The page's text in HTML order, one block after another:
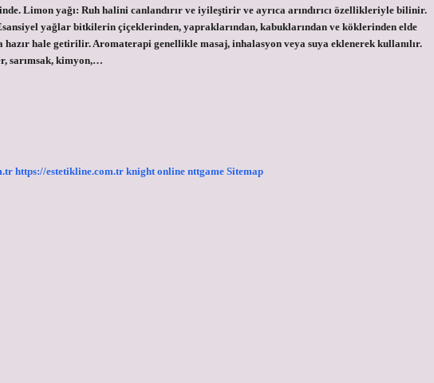
Limon yağı: Ruh halini canlandırır ve iyileştirir ve ayrıca arındırıcı özellikleriyle bilinir.
yağlar bitkilerin çiçeklerinden, yapraklarından, kabuklarından ve köklerinden elde
hazır hale getirilir. Aromaterapi genellikle masaj, inhalasyon veya suya eklenerek kullanılır.
sarımsak, kimyon,…
https://estetikline.com.tr knight online nttgame Sitemap